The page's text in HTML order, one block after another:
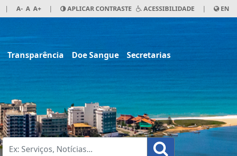
| A- A A+ | APLICAR CONTRASTE ACESSIBILIDADE | EN
Transparência Doe Sangue Secretarias